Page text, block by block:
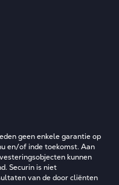
geen enkele garantie op
en/of inde toekomst. Aan
kunnen
Securin is niet
van de door cliënten